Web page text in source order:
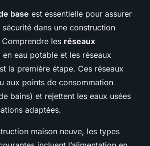
base est essentielle pour assurer
dans une construction
les réseaux
en eau potable et les réseaux
la première étape. Ces réseaux
aux points de consommation
bains) et rejettent les eaux usées
adaptées.
maison neuve, les types